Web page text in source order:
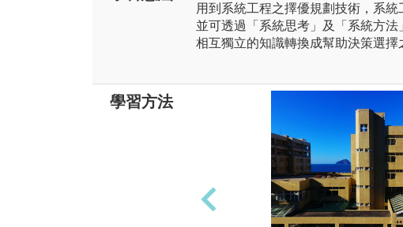
用到系統工程之擇優規劃技術，系統
並可透過「系統思考」及「系統方
相互獨立的知識轉換成幫助決策選擇
學習方法